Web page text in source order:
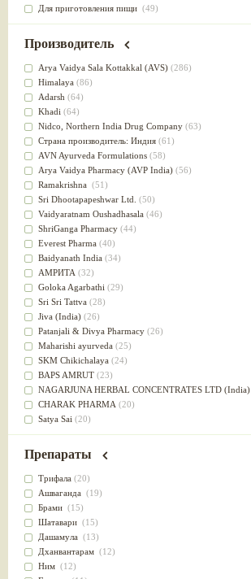
Для приготовления пищи (49)
от инфекций мочеполовой системы(49)
для суставов
Лечит опухоли и отеки(46)
Для медитации
выводит токсины
Для здоровья печени
Для тела(39)
для очищения крови(38)
При диабете(38)
Антиоксидант(37)
Для Капха(Кафа) доши
От паразитов(37)
При расстройстве желудка (36)
Успокоительное(36)
Для глаз(34)
от геморроя(34)
Противовоспалительное
Для Питта доши(32)
Для сердца(32)
Для сосудов головного мозга
Для полости рта(32)
Дефицит железа(31)
Для лица(31)
Употребление в пищу
Ароматерапия(29)
Жаропонижающее(29)
для памяти(28)
для почек(28)
Слабительное (28)
Афродизиак(27)
Напитки(27)
Для йоги (27)
Для потенции(26)
Для душа(25)
для концентрации внимания
при нарушении эрекции
Производитель
Arya Vaidya Sala Kottakkal (AVS) (286)
Himalaya (86)
Adarsh (64)
Khadi (64)
Nidсo, Northern India Drug Company (63)
Страна производитель: Индия (61)
AVN Ayurveda Formulations (58)
Arya Vaidya Pharmacy (AVP India) (56)
Ramakrishna (51)
Sri Dhootapapeshwar Ltd. (50)
Vaidyaratnam Oushadhasala (46)
ShriGanga Pharmacy (44)
Everest Pharma (40)
Baidyanath India (34)
АМРИТА (32)
Goloka Agarbathi (29)
Sri Sri Tattva (28)
Jiva (India) (26)
Patanjali & Divya Pharmacy (26)
Maharishi ayurveda (25)
SKM Chikichalaya (24)
BAPS AMRUT (23)
NAGARJUNA HERBAL CONCENTRATES LTD (India)
CHARAK PHARMA (20)
Satya Sai (20)
Vyas(20)
Kerala Ayurveda
(19)
Organic India pvt ltd
Lalita(16)
Ashtang Herbals
Alarsin(14)
Vasu Health care
Baraka(13)
Dabur India Ltd
Препараты
Трифала (20)
Ашваганда (19)
Брами (15)
Шатавари (15)
Дашамула (13)
Дханвантарам (12)
Ним (12)